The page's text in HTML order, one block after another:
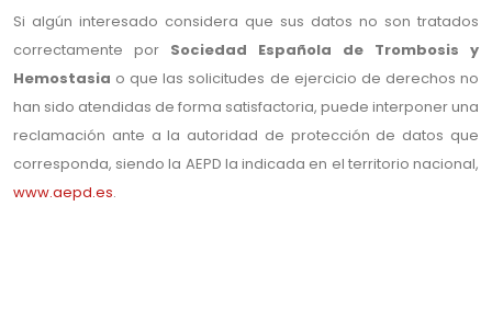
Si algún interesado considera que sus datos no son tratados
correctamente por Sociedad Española de Trombosis y
Hemostasia o que las solicitudes de ejercicio de derechos no
han sido atendidas de forma satisfactoria, puede interponer una
reclamación ante a la autoridad de protección de datos que
corresponda, siendo la AEPD la indicada en el territorio nacional,
www.aepd.es.